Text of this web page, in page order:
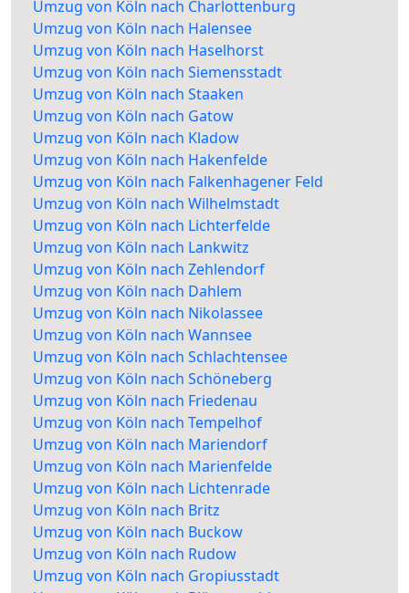
Umzug von Köln nach Charlottenburg
Umzug von Köln nach Halensee
Umzug von Köln nach Haselhorst
Umzug von Köln nach Siemensstadt
Umzug von Köln nach Staaken
Umzug von Köln nach Gatow
Umzug von Köln nach Kladow
Umzug von Köln nach Hakenfelde
Umzug von Köln nach Falkenhagener Feld
Umzug von Köln nach Wilhelmstadt
Umzug von Köln nach Lichterfelde
Umzug von Köln nach Lankwitz
Umzug von Köln nach Zehlendorf
Umzug von Köln nach Dahlem
Umzug von Köln nach Nikolassee
Umzug von Köln nach Wannsee
Umzug von Köln nach Schlachtensee
Umzug von Köln nach Schöneberg
Umzug von Köln nach Friedenau
Umzug von Köln nach Tempelhof
Umzug von Köln nach Mariendorf
Umzug von Köln nach Marienfelde
Umzug von Köln nach Lichtenrade
Umzug von Köln nach Britz
Umzug von Köln nach Buckow
Umzug von Köln nach Rudow
Umzug von Köln nach Gropiusstadt